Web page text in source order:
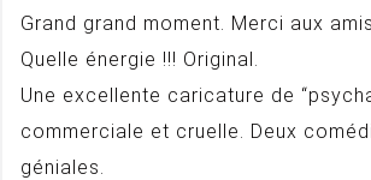
Grand grand moment. Merci aux
Quelle énergie !!! Original.
Une excellente caricature de
commerciale et cruelle. Deux
géniales.